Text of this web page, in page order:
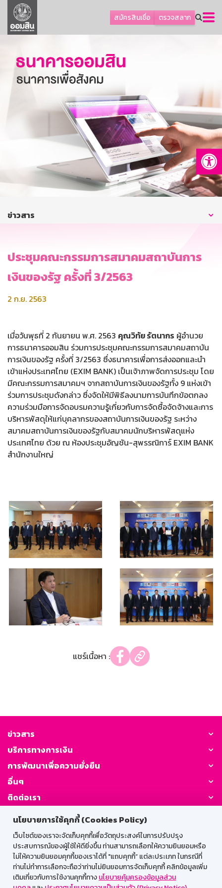
นโยบายการใช้คุกกี้ (Cookies Policy)
เว็บไซต์ของเราจะจัดเก็บคุกกี้เพื่อวัตถุประสงค์ในการปรับปรุง
ประสบการณ์ของผู้ใช้ให้ดียิ่งขึ้น ท่านสามารถเลือกให้ความยินยอมหรือ
ไม่ให้ความยินยอมคุกกี้ของเราได้ที่ "แถบคุกกี้” แต่ละประเภท ในกรณีที่
ท่านไม่ทำการเลือกจะถือว่าท่านไม่ยินยอมการจัดเก็บคุกกี้ คลิกข้อมูลเพิ่ม
เติมเกี่ยวกับการใช้งานคุกกี้ทางนโยบายคุ้มครองข้อมูลส่วน
สมัครสินเชื่อ ตรวจสลาก
ลูกค้าธุรกิจ
ลูกค้าผู้ประกอบรายย่อย
ออมเพื่อสุข
เกี่ยวกับธนาคาร
การพัฒนาที่ยั่งยืน
บริการทางการเงิน
ติดต่อเรา
บริการออนไลน์
ข่าวสาร
ประชุมคณะกรรมการสมาคมสถาบันการ
เงินของรัฐ ครั้งที่ 3/2563
2 ก.ย. 2563
เมื่อวันพุธที่ 2 กันยายน พ.ศ. 2563 คุณวิทัย รัตนากร ผู้อำนวย
การธนาคารออมสิน ร่วมการประชุมคณะกรรมการสมาคมสถาบัน
การเงินของรัฐ ครั้งที่ 3/2563 ซึ่งธนาคารเพื่อการส่งออกและนำ
เข้าแห่งประเทศไทย (EXIM BANK) เป็นเจ้าภาพจัดการประชุม โดย
มีคณะกรรมการสมาคมฯ จากสถาบันการเงินของรัฐทั้ง 9 แห่งเข้า
ร่วมการประชุมดังกล่าว ซึ่งจัดให้มีพิธีลงนามการบันทึกข้อตกลง
ความร่วมมือการจัดอบรมความรู้เกี่ยวกับการจัดซื้อจัดจ้างและการ
บริหารพัสดุให้แก่บุคลากรของสถาบันการเงินของรัฐ ระหว่าง
สมาคมสถาบันการเงินของรัฐกับสมาคมนักบริหารพัสดุแห่ง
ประเทศไทย ด้วย ณ ห้องประชุมอัญชัน-สุพรรณิการ์ EXIM BANK
สำนักงานใหญ่
แชร์เนื้อหา :
ข่าวสาร
บริการทางการเงิน
การพัฒนาเพื่อความยั่งยืน
อื่นๆ
ติดต่อเรา
GSB Society:
สำหรับพนักงาน
Web HR
GSB Wisdom M-Search